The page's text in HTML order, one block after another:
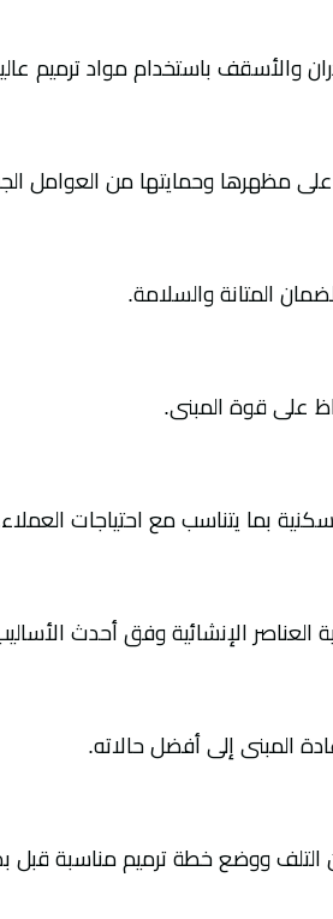
والأسقف باستخدام مواد ترميم
مظهرها وحمايتها من العوامل
المتانة والسلامة.
على قوة المبنى.
بما يتناسب مع احتياجات
العناصر الإنشائية وفق أحدث
المبنى إلى أفضل حالاته.
ووضع خطة ترميم مناسبة قبل